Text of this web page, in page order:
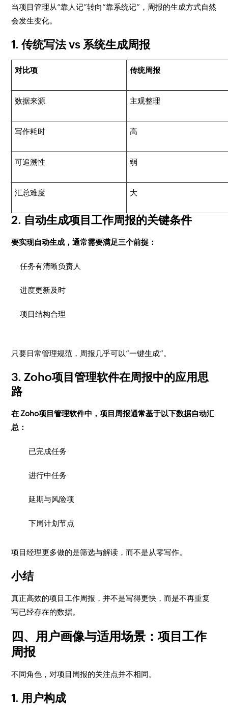
当项目管理从“靠人记”转向“靠系统记”，周报的生成方式自然
会发生变化。
1. 传统写法 vs 系统生成周报
对比项 传统周报
数据来源 主观整理
写作耗时 高
可追溯性 弱
汇总难度 大
2. 自动生成项目工作周报的关键条件
要实现自动生成，通常需要满足三个前提：
任务有清晰负责人
进度更新及时
项目结构合理
只要日常管理规范，周报几乎可以“一键生成”。
3. Zoho项目管理软件在周报中的应用思
路
在 Zoho项目管理软件中，项目周报通常基于以下数据自动汇
总：
已完成任务
进行中任务
延期与风险项
下周计划节点
项目经理更多做的是筛选与解读，而不是从零写作。
小结
真正高效的项目工作周报，并不是写得更快，而是不再重复
写已经存在的数据。
四、用户画像与适用场景：项目工作
周报
不同角色，对项目周报的关注点并不相同。
1. 用户构成